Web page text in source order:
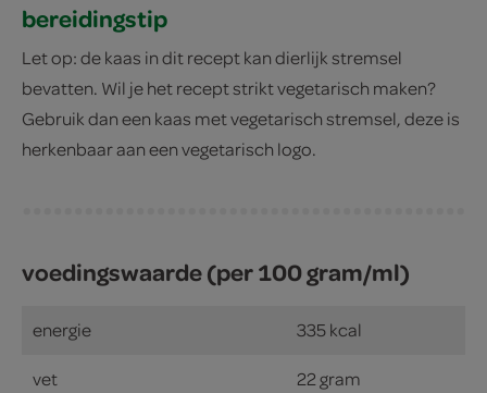
bereidingstip
Let op: de kaas in dit recept kan dierlijk stremsel
bevatten. Wil je het recept strikt vegetarisch maken?
Gebruik dan een kaas met vegetarisch stremsel, deze is
herkenbaar aan een vegetarisch logo.
voedingswaarde (per 100 gram/ml)
energie 335 kcal
vet 22 gram